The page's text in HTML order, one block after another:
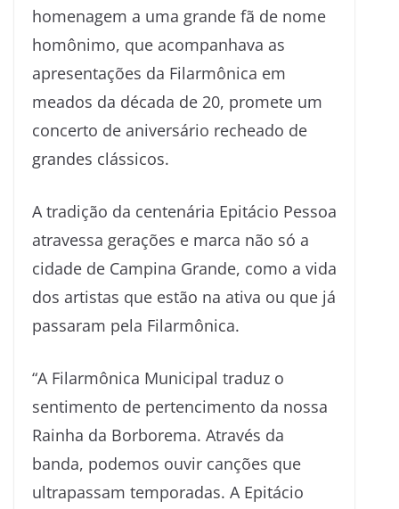
homenagem a uma grande fã de nome
homônimo, que acompanhava as
apresentações da Filarmônica em
meados da década de 20, promete um
concerto de aniversário recheado de
grandes clássicos.
A tradição da centenária Epitácio Pessoa
atravessa gerações e marca não só a
cidade de Campina Grande, como a vida
dos artistas que estão na ativa ou que já
passaram pela Filarmônica.
“A Filarmônica Municipal traduz o
sentimento de pertencimento da nossa
Rainha da Borborema. Através da
banda, podemos ouvir canções que
ultrapassam temporadas. A Epitácio